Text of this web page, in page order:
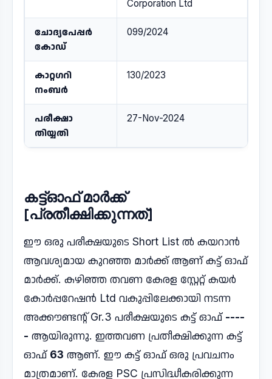
Corporation Ltd
ചോദ്യപേപ്പർ
കോഡ്
099/2024
കാറ്റഗറി
നംബർ
130/2023
പരീക്ഷാ
തിയ്യതി
27-Nov-2024
കട്ട്ഓഫ് മാർക്ക്
[പ്രതീക്ഷിക്കുന്നത്]
ഈ ഒരു പരീക്ഷയുടെ Short List ൽ കയറാൻ
ആവശ്യമായ കുറഞ്ഞ മാർക്ക് ആണ് കട്ട് ഓഫ്
മാർക്ക്. കഴിഞ്ഞ തവണ കേരള സ്റ്റേറ്റ് കയർ
കോർപ്പറേഷൻ Ltd വകുപ്പിലേക്കായി നടന്ന
അക്കൗണ്ടന്റ് Gr.3 പരീക്ഷയുടെ കട്ട് ഓഫ് ----
- ആയിരുന്നു. ഇത്തവണ പ്രതീക്ഷിക്കുന്ന കട്ട്
ഓഫ് 63 ആണ്. ഈ കട്ട് ഓഫ് ഒരു പ്രവചനം
മാത്രമാണ്. കേരള PSC പ്രസിദ്ധീകരിക്കുന്ന